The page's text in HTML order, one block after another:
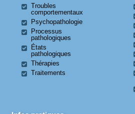
Troubles
comportementaux
Psychopathologie
Processus
pathologiques
États
pathologiques
Thérapies
Traitements